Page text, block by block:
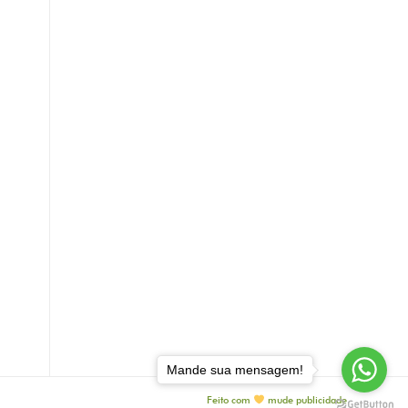
Feito com mude publicidade
Mande sua mensagem!